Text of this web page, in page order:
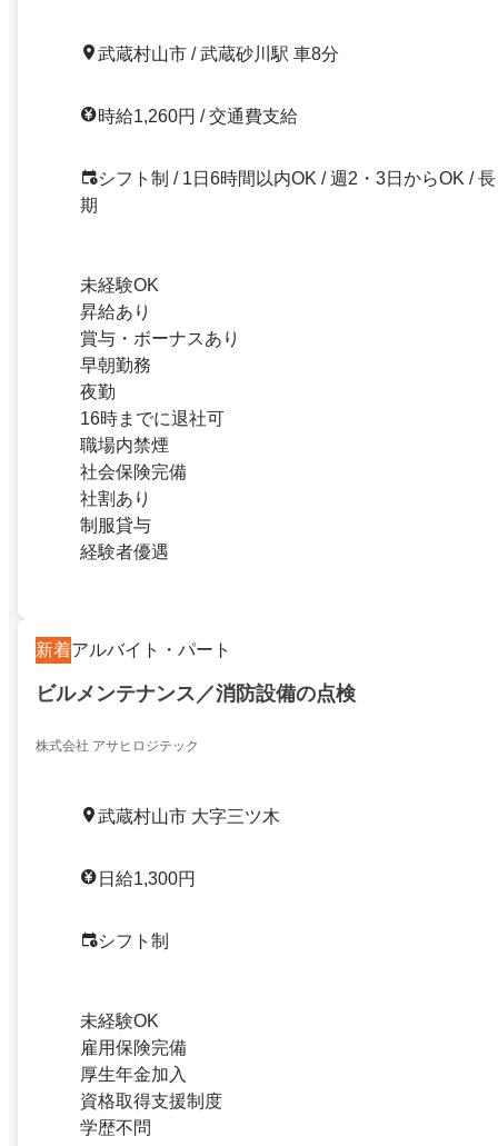
武蔵村山市 / 武蔵砂川駅 車8分
時給1,260円 / 交通費支給
シフト制 / 1日6時間以内OK / 週2・3日からOK / 長
期
未経験OK
昇給あり
賞与・ボーナスあり
早朝勤務
夜勤
16時までに退社可
職場内禁煙
社会保険完備
社割あり
制服貸与
経験者優遇
新着アルバイト・パート
ビルメンテナンス／消防設備の点検
株式会社 アサヒロジテック
武蔵村山市 大字三ツ木
日給1,300円
シフト制
未経験OK
雇用保険完備
厚生年金加入
資格取得支援制度
学歴不問